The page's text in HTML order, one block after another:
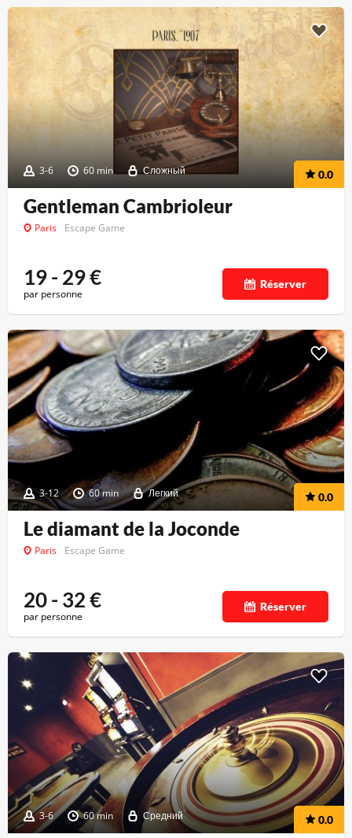
3-6 60 min Сложный 0.0
Gentleman Cambrioleur
Paris Escape Game
19 - 29€
par personne
Réserver
3-12 60 min Легкий 0.0
Le diamant de la Joconde
Paris Escape Game
20 - 32€
par personne
Réserver
3-6 60 min Средний 0.0